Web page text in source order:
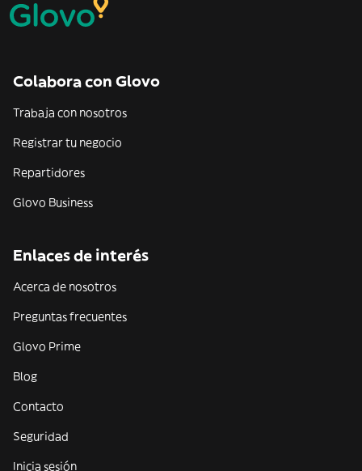
Colabora con Glovo
Trabaja con nosotros
Registrar tu negocio
Repartidores
Glovo Business
Enlaces de interés
Acerca de nosotros
Preguntas frecuentes
Glovo Prime
Blog
Contacto
Seguridad
Inicia sesión